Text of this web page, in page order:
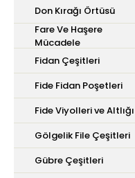
Don Kırağı Örtüsü
Fare Ve Haşere
Mücadele
Fidan Çeşitleri
Fide Fidan Poşetleri
Fide Viyolleri ve Altlığı
Gölgelik File Çeşitleri
Gübre Çeşitleri